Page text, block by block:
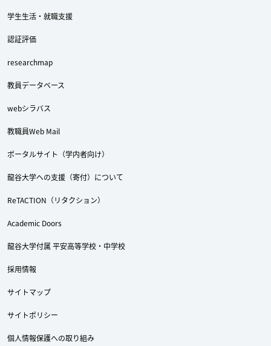
学生生活・就職支援
認証評価
researchmap
教員データベース
webシラバス
教職員Web Mail
ポータルサイト（学内者向け）
龍谷大学への支援（寄付）について
ReTACTION（リタクション）
Academic Doors
龍谷大学付属 平安高等学校・中学校
採用情報
サイトマップ
サイトポリシー
個人情報保護への取り組み